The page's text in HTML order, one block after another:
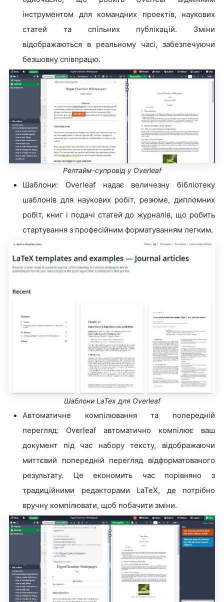
інструментом для командних проектів, наукових
статей та спільних публікацій. Зміни
відображаються в реальному часі, забезпечуючи
безшовну співпрацю.
Релтайм-супровід у Overleaf
Шаблони: Overleaf надає величезну бібліотеку
шаблонів для наукових робіт, резюме, дипломних
робіт, книг і подачі статей до журналів, що робить
стартування з професійним форматуванням легким.
Шаблони LaTex для Overleaf
Автоматичне компілювання та попередній
перегляд: Overleaf автоматично компілює ваш
документ під час набору тексту, відображаючи
миттєвий попередній перегляд відформатованого
результату. Це економить час порівняно з
традиційними редакторами LaTeX, де потрібно
вручну компілювати, щоб побачити зміни.